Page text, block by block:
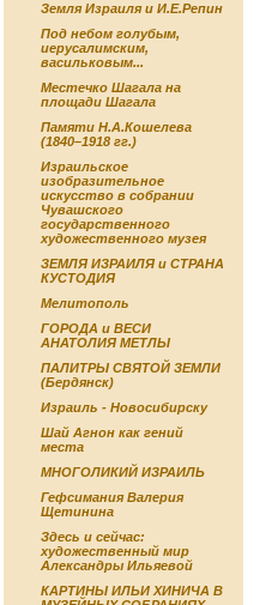
Земля Израиля и И.Е.Репин
Под небом голубым,
иерусалимским,
васильковым...
Местечко Шагала на
площади Шагала
Памяти Н.А.Кошелева
(1840–1918 гг.)
Израильское
изобразительное
искусство в собрании
Чувашского
государственного
художественного музея
ЗЕМЛЯ ИЗРАИЛЯ и СТРАНА
КУСТОДИЯ
Мелитополь
ГОРОДА и ВЕСИ
АНАТОЛИЯ МЕТЛЫ
ПАЛИТРЫ СВЯТОЙ ЗЕМЛИ
(Бердянск)
Израиль - Новосибирску
Шай Агнон как гений
места
МНОГОЛИКИЙ ИЗРАИЛЬ
Гефсимания Валерия
Щетинина
Здесь и сейчас:
художественный мир
Александры Ильяевой
КАРТИНЫ ИЛЬИ ХИНИЧА В